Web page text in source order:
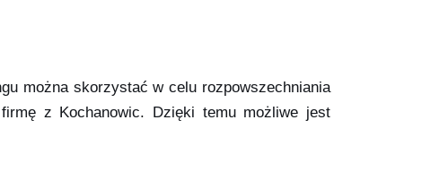
można skorzystać w celu rozpowszechniania
z Kochanowic. Dzięki temu możliwe jest